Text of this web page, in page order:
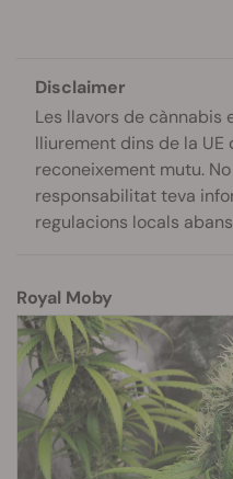
Disclaimer
Les llavors de cànnabis
lliurement dins de la
reconeixement mutu.
responsabilitat teva
regulacions locals
Royal Moby